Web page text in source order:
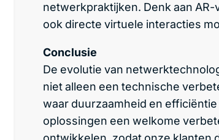
netwerkpraktijken. Denk aan
ook directe virtuele interacties
Conclusie
De evolutie van
niet alleen een technische
waar duurzaamheid en
oplossingen een welkome